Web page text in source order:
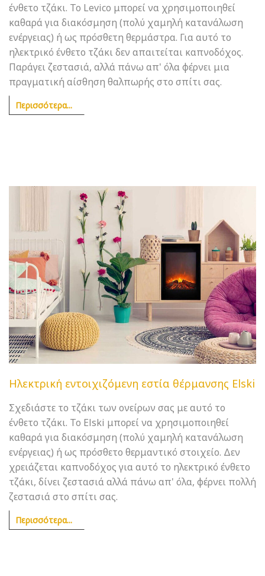
ένθετο τζάκι. Το Levico μπορεί να χρησιμοποιηθεί
καθαρά για διακόσμηση (πολύ χαμηλή κατανάλωση
ενέργειας) ή ως πρόσθετη θερμάστρα. Για αυτό το
ηλεκτρικό ένθετο τζάκι δεν απαιτείται καπνοδόχος.
Παράγει ζεστασιά, αλλά πάνω απ' όλα φέρνει μια
πραγματική αίσθηση θαλπωρής στο σπίτι σας.
Περισσότερα...
Ηλεκτρική εντοιχιζόμενη εστία θέρμανσης Elski
Σχεδιάστε το τζάκι των ονείρων σας με αυτό το
ένθετο τζάκι. Το Elski μπορεί να χρησιμοποιηθεί
καθαρά για διακόσμηση (πολύ χαμηλή κατανάλωση
ενέργειας) ή ως πρόσθετο θερμαντικό στοιχείο. Δεν
χρειάζεται καπνοδόχος για αυτό το ηλεκτρικό ένθετο
τζάκι, δίνει ζεστασιά αλλά πάνω απ' όλα, φέρνει πολλή
ζεστασιά στο σπίτι σας.
Περισσότερα...